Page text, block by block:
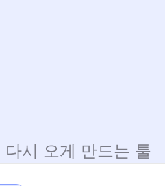
시 오게 만드는 툴